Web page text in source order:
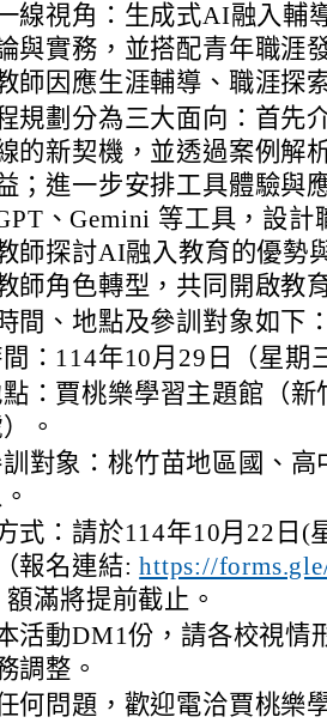
線視角：生成式AI融入輔
與實務，並搭配青年職涯
師因應生涯輔導、職涯探
規劃分為三大面向：首先
的新契機，並透過案例解
；進一步安排工具體驗與
、Gemini 等工具，設
師探討AI融入教育的優勢
師角色轉型，共同開啟教
間、地點及參訓對象如下
間：114年10月29日（星期
：賈桃樂學習主題館（新
。
對象：桃竹苗地區國、
式：請於114年10月22日(
報名連結:https://
額滿將提前截止。
活動DM1份，請各校視情
調整。
何問題，歡迎電洽賈桃樂